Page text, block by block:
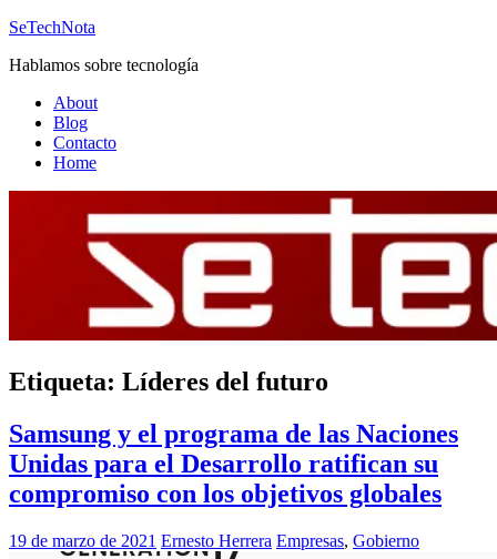
Saltar
contenido
SeTechNota
Hablamos sobre tecnología
About
Blog
Contacto
Home
Etiqueta: Líderes del futuro
Samsung y el programa de las Naciones
Unidas para el Desarrollo ratifican su
compromiso con los objetivos globales
19 de marzo de 2021 Ernesto Herrera Empresas, Gobierno